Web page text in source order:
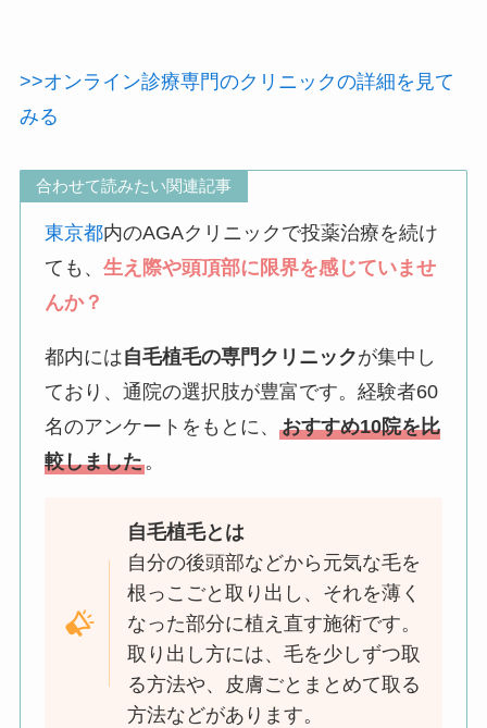
>>オンライン診療専門のクリニックの詳細を見て
みる
合わせて読みたい関連記事
東京都内のAGAクリニックで投薬治療を続け
ても、生え際や頭頂部に限界を感じていませ
んか？
都内には自毛植毛の専門クリニックが集中し
ており、通院の選択肢が豊富です。経験者60
名のアンケートをもとに、おすすめ10院を比
較しました。
自毛植毛とは
自分の後頭部などから元気な毛を
根っこごと取り出し、それを薄く
なった部分に植え直す施術です。
取り出し方には、毛を少しずつ取
る方法や、皮膚ごとまとめて取る
方法などがあります。